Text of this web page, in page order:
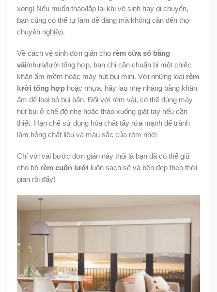
xong! Nếu muốn tháo/lắp lại khi vệ sinh hay di chuyển,
bạn cũng có thể tự làm dễ dàng mà không cần đến thợ
chuyên nghiệp.
Về cách vệ sinh đơn giản cho rèm cửa sổ bằng
vải/nhựa/lưới tổng hợp, bạn chỉ cần chuẩn bị một chiếc
khăn ẩm mềm hoặc máy hút bụi mini. Với những loại rèm
lưới tổng hợp hoặc nhựa, hãy lau nhẹ nhàng bằng khăn
ẩm để loại bỏ bụi bẩn. Đối với rèm vải, có thể dùng máy
hút bụi ở chế độ nhẹ hoặc tháo xuống giặt tay nếu cần
thiết. Hạn chế sử dụng hóa chất tẩy rửa mạnh để tránh
làm hỏng chất liệu và màu sắc của rèm nhé!
Chỉ với vài bước đơn giản này thôi là bạn đã có thể giữ
cho bộ rèm cuốn lưới luôn sạch sẽ và bền đẹp theo thời
gian rồi đấy!